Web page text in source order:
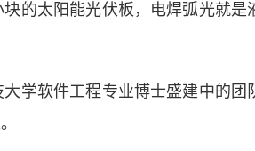
的太阳能光伏板，电焊弧光就
软件工程专业博士盛建中的团